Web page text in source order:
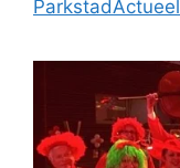
ParkstadActueel